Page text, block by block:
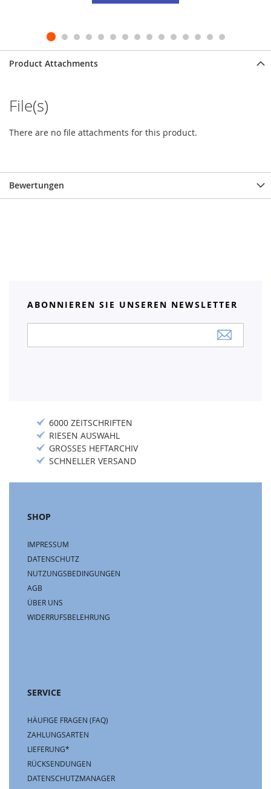
Product Attachments
File(s)
There are no file attachments for this product.
Bewertungen
ABONNIEREN SIE UNSEREN NEWSLETTER
Newsletter:
6000 ZEITSCHRIFTEN
RIESEN AUSWAHL
GROSSES HEFTARCHIV
SCHNELLER VERSAND
SHOP
IMPRESSUM
DATENSCHUTZ
NUTZUNGSBEDINGUNGEN
AGB
ÜBER UNS
WIDERRUFSBELEHRUNG
SERVICE
HÄUFIGE FRAGEN (FAQ)
ZAHLUNGSARTEN
LIEFERUNG*
RÜCKSENDUNGEN
DATENSCHUTZMANAGER